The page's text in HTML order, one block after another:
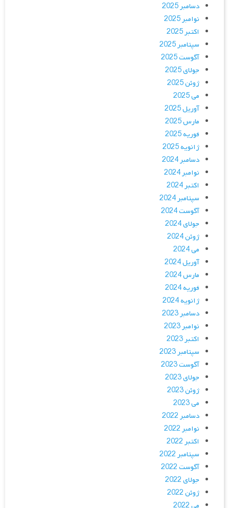
دسامبر 2025
نوامبر 2025
اکتبر 2025
سپتامبر 2025
آگوست 2025
جولای 2025
ژوئن 2025
می 2025
آوریل 2025
مارس 2025
فوریه 2025
ژانویه 2025
دسامبر 2024
نوامبر 2024
اکتبر 2024
سپتامبر 2024
آگوست 2024
جولای 2024
ژوئن 2024
می 2024
آوریل 2024
مارس 2024
فوریه 2024
ژانویه 2024
دسامبر 2023
نوامبر 2023
اکتبر 2023
سپتامبر 2023
آگوست 2023
جولای 2023
ژوئن 2023
می 2023
دسامبر 2022
نوامبر 2022
اکتبر 2022
سپتامبر 2022
آگوست 2022
جولای 2022
ژوئن 2022